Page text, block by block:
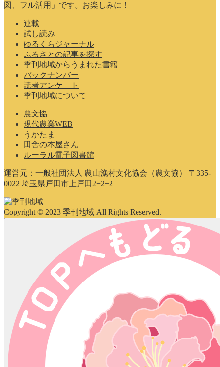
図、フル活用」です。お楽しみに！
連載
試し読み
ゆるくらジャーナル
ふるさとの記事を探す
季刊地域からうまれた書籍
バックナンバー
読者アンケート
季刊地域について
農文協
現代農業WEB
うかたま
田舎の本屋さん
ルーラル電子図書館
運営元：一般社団法人 農山漁村文化協会（農文協） 〒335-
0022 埼玉県戸田市上戸田2−2−2
Copyright © 2023 季刊地域 All Rights Reserved.